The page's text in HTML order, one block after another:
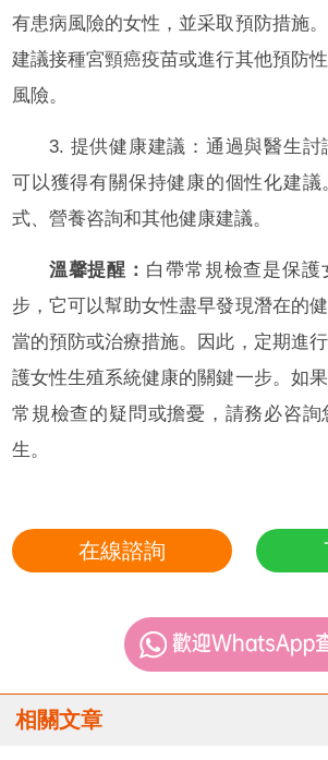
有患病風險的女性，並采取預防措施
建議接種宮頸癌疫苗或進行其他預防
風險。
3. 提供健康建議：通過與醫生討
可以獲得有關保持健康的個性化建
式、營養咨詢和其他健康建議。
溫馨提醒： 白帶常規檢查是保護
步，它可以幫助女性盡早發現潛在的
當的預防或治療措施。因此，定期進
護女性生殖系統健康的關鍵一步。如
常規檢查的疑問或擔憂，請務必咨
生。
在線諮詢
相關文章